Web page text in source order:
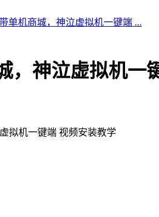
单机商城，神泣虚拟机一键端 ...
，神泣虚拟机一
拟机一键端 视频安装教学